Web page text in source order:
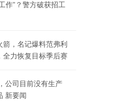
作”？警方破获招工
，名记爆料范弗利
全力恢复目标季后赛
公司目前没有生产
新要闻